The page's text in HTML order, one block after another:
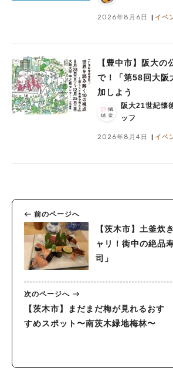
2026年8月6日 イベ
【豊中市】阪大の
で！「第58回大阪
加しよう
阪大21世紀懐
ッフ
2026年8月4日 イベ
前のページへ
【茨木市】土釜炊
ャリ！街中の絶品
司」
次のページへ
【茨木市】まだまだ梅が見れるおす
すめスポット〜南茨木緑地梅林〜